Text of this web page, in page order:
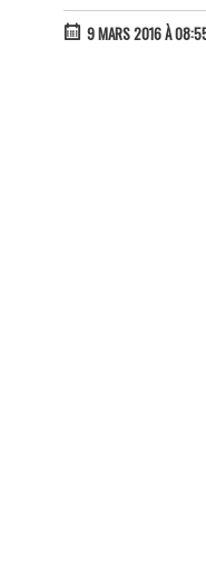
9 MARS 2016 À